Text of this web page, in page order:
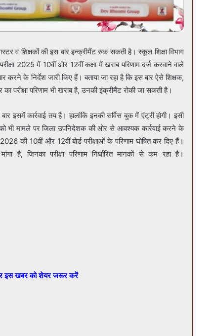
व शिक्षकों की इस बार इन्क्रीमैंट रुक सकती है। स्कूल शिक्षा विभाग
2025 में 10वीं और 12वीं कक्षा में खराब परिणाम दर्ज करवाने वाले
करने के निर्देश जारी किए हैं। बताया जा रहा है कि इस बार ऐसे शिक्षक,
परीक्षा परिणाम भी खराब है, उनकी इंक्रीमैंट रोकी जा सकती है।
इसमें कार्रवाई तय है। हालांकि इनकी सर्विस बुक में एंट्री होगी। इसी
को भी मामले पर जिला उपनिदेशक की ओर से आवश्यक कार्रवाई करने के
की 10वीं और 12वीं बोर्ड परीक्षाओं के परिणाम घोषित कर दिए हैं।
है, जिनका परीक्षा परिणाम निर्धारित मानकों से कम रहा है।
इस खबर को शेयर जरूर करें